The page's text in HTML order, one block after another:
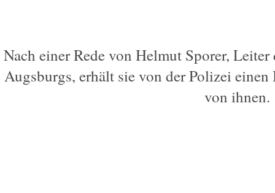
Nach einer Rede von Helmut Sporer,
Augsburgs, erhält sie von der Polizei
von ihnen.